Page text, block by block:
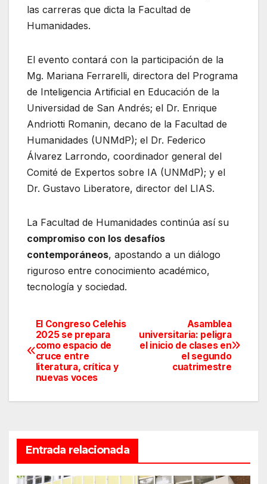
las carreras que dicta la Facultad de
Humanidades.
El evento contará con la participación de la
Mg. Mariana Ferrarelli, directora del Programa
de Inteligencia Artificial en Educación de la
Universidad de San Andrés; el Dr. Enrique
Andriotti Romanin, decano de la Facultad de
Humanidades (UNMdP); el Dr. Federico
Álvarez Larrondo, coordinador general del
Comité de Expertos sobre IA (UNMdP); y el
Dr. Gustavo Liberatore, director del LIAS.
La Facultad de Humanidades continúa así su
compromiso con los desafíos
contemporáneos, apostando a un diálogo
riguroso entre conocimiento académico,
tecnología y sociedad.
Navegación
de
entradas
Asamblea
universitaria: peligra
el inicio de clases en
el segundo
cuatrimestre
El Congreso Celehis
2025 se prepara
como espacio de
cruce entre
literatura, crítica y
nuevas voces
Entrada relacionada